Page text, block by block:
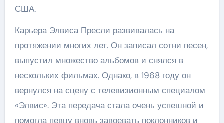
США.
Карьера Элвиса Пресли развивалась на
протяжении многих лет. Он записал сотни песен,
выпустил множество альбомов и снялся в
нескольких фильмах. Однако, в 1968 году он
вернулся на сцену с телевизионным специалом
«Элвис». Эта передача стала очень успешной и
помогла певцу вновь завоевать поклонников и